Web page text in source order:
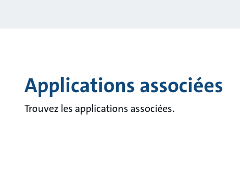
Applications associées
Trouvez les applications associées.